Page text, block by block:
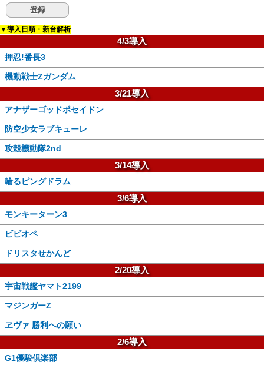
▼導入日順・新台解析
4/3導入
押忍!番長3
機動戦士Zガンダム
3/21導入
アナザーゴッドポセイドン
防空少女ラブキューレ
攻殻機動隊2nd
3/14導入
輪るピングドラム
3/6導入
モンキーターン3
ビビオペ
ドリスタせかんど
2/20導入
宇宙戦艦ヤマト2199
マジンガーZ
ヱヴァ 勝利への願い
2/6導入
G1優駿倶楽部